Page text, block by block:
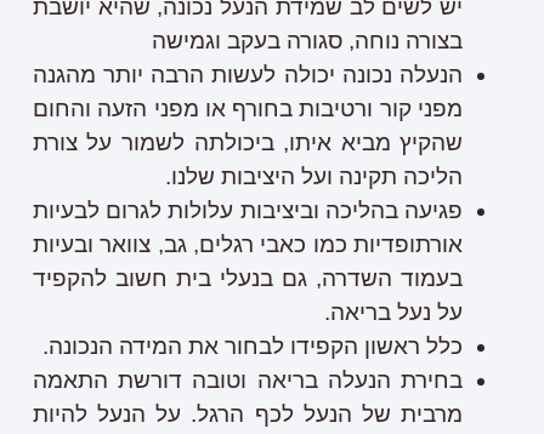
יש לשים לב שמידת הנעל נכונה, שהיא יושבת
בצורה נוחה, סגורה בעקב וגמישה
הנעלה נכונה יכולה לעשות הרבה יותר מהגנה
מפני קור ורטיבות בחורף או מפני הזעה והחום
שהקיץ מביא איתו, ביכולתה לשמור על צורת
הליכה תקינה ועל היציבות שלנו.
פגיעה בהליכה וביציבות עלולות לגרום לבעיות
אורתופדיות כמו כאבי רגלים, גב, צוואר ובעיות
בעמוד השדרה, גם בנעלי בית חשוב להקפיד
על נעל בריאה.
כלל ראשון הקפידו לבחור את המידה הנכונה.
בחירת הנעלה בריאה וטובה דורשת התאמה
מרבית של הנעל לכף הרגל. על הנעל להיות